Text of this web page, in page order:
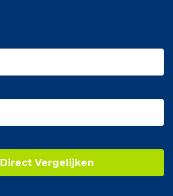
Direct Vergelijken